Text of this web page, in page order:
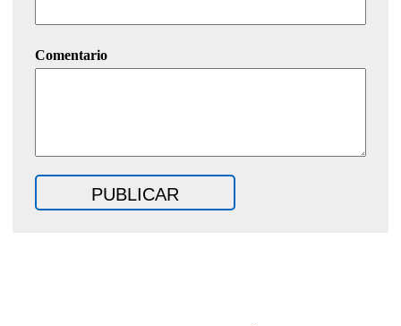
Comentario